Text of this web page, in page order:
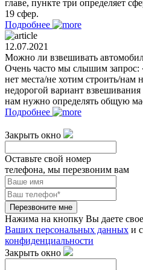
главе, пункте три определяет
19 сфер.
Подробнее
12.07.2021
Можно ли взвешивать
Очень часто мы слышим запрос:
нет места/не хотим строить/
недорогой вариант
нам нужно определять общую
Подробнее
Закрыть окно
Оставьте свой номер
телефона, мы перезвоним вам
Перезвоните мне
Нажима на кнопку Вы даете свое
Ваших персональных данных и
конфиденциальности
Закрыть окно